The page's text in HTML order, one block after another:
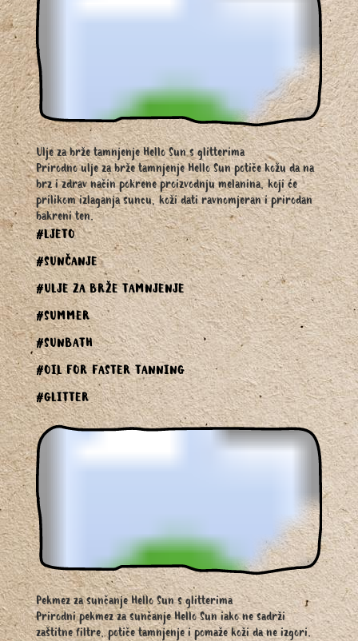
Ulje za brže tamnjenje Hello Sun s glitterima
Prirodno ulje za brže tamnjenje Hello Sun potiče kožu da na
brz i zdrav način pokrene proizvodnju melanina, koji će
prilikom izlaganja suncu, koži dati ravnomjeran i prirodan
bakreni ten.
#LJETO
#SUNČANJE
#ULJE ZA BRŽE TAMNJENJE
#SUMMER
#SUNBATH
#OIL FOR FASTER TANNING
#GLITTER
Pekmez za sunčanje Hello Sun s glitterima
Prirodni pekmez za sunčanje Hello Sun iako ne sadrži
zaštitne filtre, potiče tamnjenje i pomaže koži da ne izgori.